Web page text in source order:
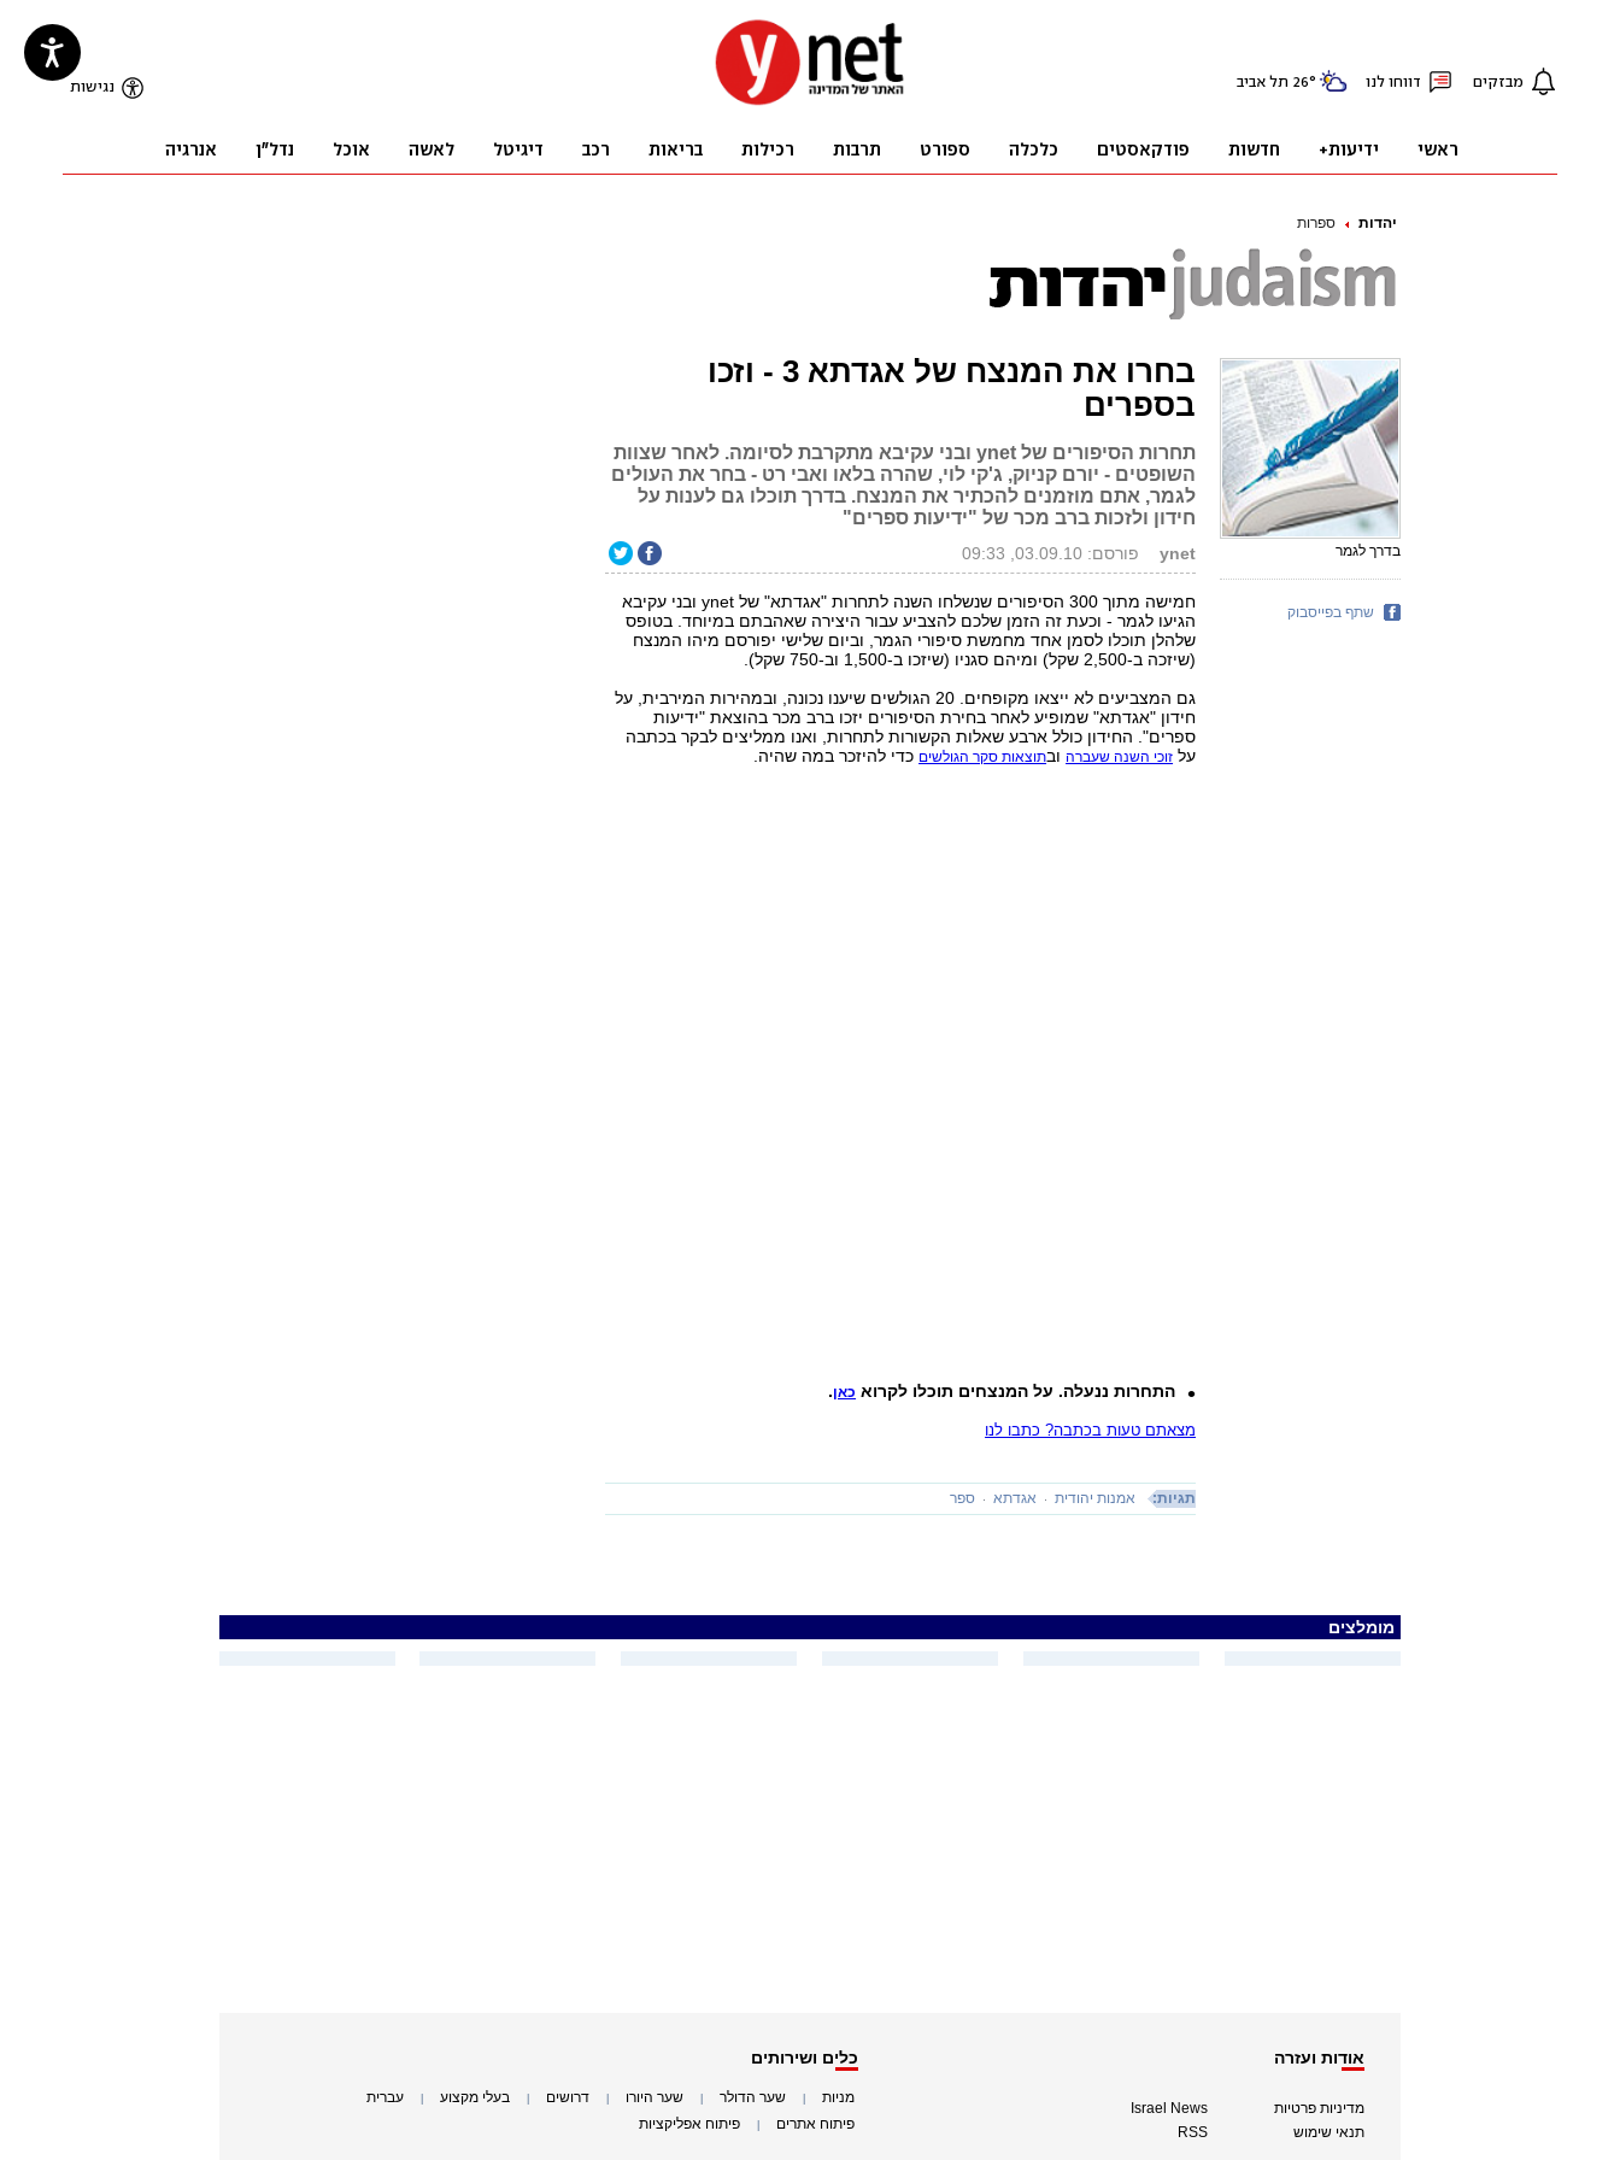
יהדות ספרות
בחרו את המנצח של אגדתא 3 - וזכו
בספרים
תחרות הסיפורים של ynet ובני עקיבא מתקרבת לסיומה. לאחר שצוות
השופטים - יורם קניוק, ג'קי לוי, שהרה בלאו ואבי רט - בחר את העולים
לגמר, אתם מוזמנים להכתיר את המנצח. בדרך תוכלו גם לענות על
חידון ולזכות ברב מכר של "ידיעות ספרים"
ynet פורסם: 03.09.10, 09:33
חמישה מתוך 300 הסיפורים שנשלחו השנה לתחרות "אגדתא" של ynet ובני עקיבא
הגיעו לגמר - וכעת זה הזמן שלכם להצביע עבור היצירה שאהבתם במיוחד. בטופס
שלהלן תוכלו לסמן אחד מחמשת סיפורי הגמר, וביום שלישי יפורסם מיהו המנצח
(שיזכה ב-2,500 שקל) ומיהם סגניו (שיזכו ב-1,500 וב-750 שקל).
גם המצביעים לא ייצאו מקופחים. 20 הגולשים שיענו נכונה, ובמהירות המירבית, על
חידון "אגדתא" שמופיע לאחר בחירת הסיפורים יזכו ברב מכר בהוצאת "ידיעות
ספרים". החידון כולל ארבע שאלות הקשורות לתחרות, ואנו ממליצים לבקר בכתבה
על זוכי השנה שעברהובתוצאות סקר הגולשים כדי להיזכר במה שהיה.
התחרות ננעלה. על המנצחים תוכלו לקרוא כאן.
מצאתם טעות בכתבה? כתבו לנו
תגיות: אמנות יהודית אגדתא ספר
בדרך לגמר
שתף בפייסבוק
מומלצים
אודות ועזרה
מדיניות פרטיות
תנאי שימוש
Israel News
RSS
כלים ושירותים
מניות שער הדולר שער היורו דרושים בעלי מקצוע עברית
פיתוח אתרים פיתוח אפליקציות